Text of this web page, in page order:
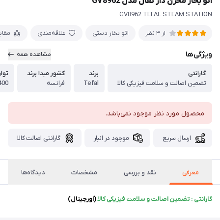
GV8962 TEFAL STEAM STATION
از 3 نظر اتو بخار دستی علاقه‌مندی
ویژگی‌ها مشاهده همه
گارانتی
تضمین اصالت و سلامت فیزیکی کالا
برند
Tefal
کشور مبدا برند
فرانسه
محصول مورد نظر موجود نمی‌باشد.
ارسال سریع موجود در انبار گارانتی اصالت کالا
معرفی نقد و بررسی مشخصات دیدگاه‌ها
گارانتی : تضمین اصالت و سلامت فیزیکی کالا(اورجینال)